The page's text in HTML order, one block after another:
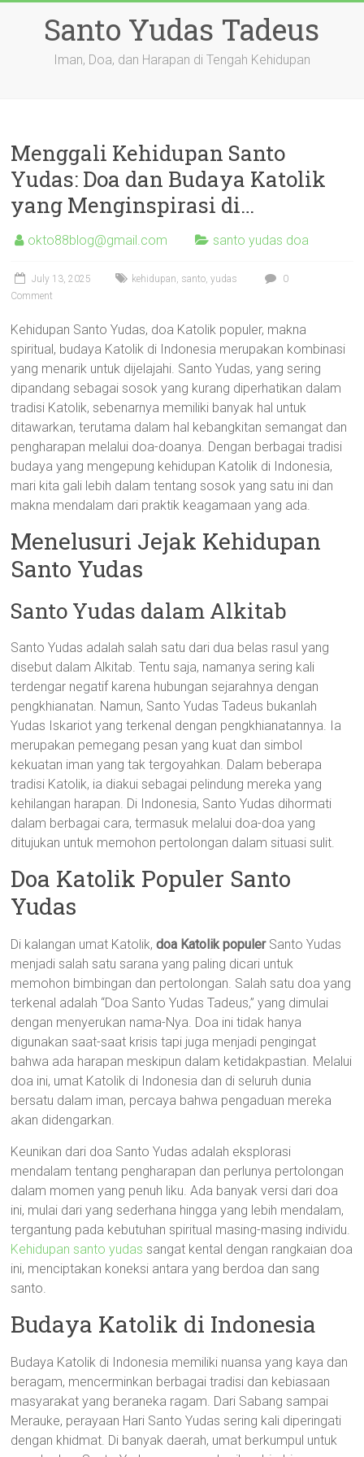
Santo Yudas Tadeus
Iman, Doa, dan Harapan di Tengah Kehidupan
Menggali Kehidupan Santo
Yudas: Doa dan Budaya Katolik
yang Menginspirasi di…
okto88blog@gmail.com santo yudas doa
July 13, 2025 kehidupan, santo,yudas
0
Comment
Kehidupan Santo Yudas, doa Katolik populer, makna
spiritual, budaya Katolik di Indonesia merupakan kombinasi
yang menarik untuk dijelajahi. Santo Yudas, yang sering
dipandang sebagai sosok yang kurang diperhatikan dalam
tradisi Katolik, sebenarnya memiliki banyak hal untuk
ditawarkan, terutama dalam hal kebangkitan semangat dan
pengharapan melalui doa-doanya. Dengan berbagai tradisi
budaya yang mengepung kehidupan Katolik di Indonesia,
mari kita gali lebih dalam tentang sosok yang satu ini dan
makna mendalam dari praktik keagamaan yang ada.
Menelusuri Jejak Kehidupan
Santo Yudas
Santo Yudas dalam Alkitab
Santo Yudas adalah salah satu dari dua belas rasul yang
disebut dalam Alkitab. Tentu saja, namanya sering kali
terdengar negatif karena hubungan sejarahnya dengan
pengkhianatan. Namun, Santo Yudas Tadeus bukanlah
Yudas Iskariot yang terkenal dengan pengkhianatannya. Ia
merupakan pemegang pesan yang kuat dan simbol
kekuatan iman yang tak tergoyahkan. Dalam beberapa
tradisi Katolik, ia diakui sebagai pelindung mereka yang
kehilangan harapan. Di Indonesia, Santo Yudas dihormati
dalam berbagai cara, termasuk melalui doa-doa yang
ditujukan untuk memohon pertolongan dalam situasi sulit.
Doa Katolik Populer Santo
Yudas
Di kalangan umat Katolik,doa Katolik populerSanto Yudas
menjadi salah satu sarana yang paling dicari untuk
memohon bimbingan dan pertolongan. Salah satu doa yang
terkenal adalah “Doa Santo Yudas Tadeus,” yang dimulai
dengan menyerukan nama-Nya. Doa ini tidak hanya
digunakan saat-saat krisis tapi juga menjadi pengingat
bahwa ada harapan meskipun dalam ketidakpastian. Melalui
doa ini, umat Katolik di Indonesia dan di seluruh dunia
bersatu dalam iman, percaya bahwa pengaduan mereka
akan didengarkan.
Keunikan dari doa Santo Yudas adalah eksplorasi
mendalam tentang pengharapan dan perlunya pertolongan
dalam momen yang penuh liku. Ada banyak versi dari doa
ini, mulai dari yang sederhana hingga yang lebih mendalam,
tergantung pada kebutuhan spiritual masing-masing individu.
Kehidupan santo yudas sangat kental dengan rangkaian doa
ini, menciptakan koneksi antara yang berdoa dan sang
santo.
Budaya Katolik di Indonesia
Budaya Katolik di Indonesia memiliki nuansa yang kaya dan
beragam, mencerminkan berbagai tradisi dan kebiasaan
masyarakat yang beraneka ragam. Dari Sabang sampai
Merauke, perayaan Hari Santo Yudas sering kali diperingati
dengan khidmat. Di banyak daerah, umat berkumpul untuk